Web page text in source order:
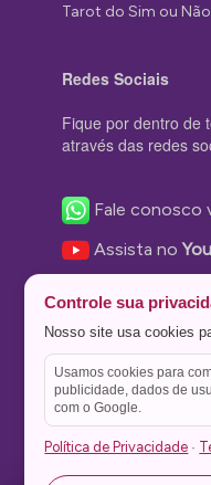
Tarot do Sim ou Não
Redes Sociais
Fique por dentro de
através das redes
Fale conosco
Assista no
Nos siga no
Nos siga no
Salve no
Controle sua
Nosso site usa cookies
Usamos cookies para
publicidade, dados de
com o Google.
Política de Privacidade ·